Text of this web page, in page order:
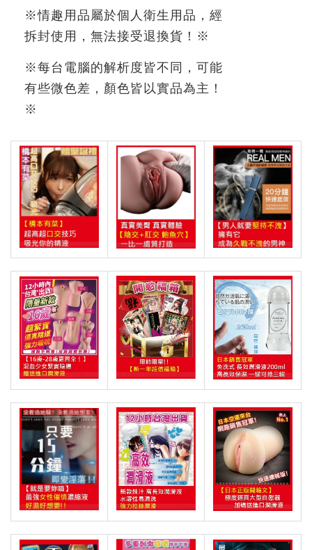
※情趣用品屬於個人衛生用品，經
拆封使用，無法接受退換貨！※
※每台電腦的解析度皆不同，可能
有些微色差，顏色皆以實品為主！
※